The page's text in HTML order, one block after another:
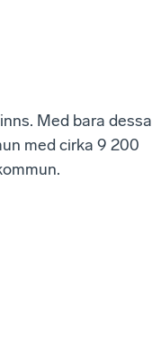
Med bara dessa
med cirka 9 200